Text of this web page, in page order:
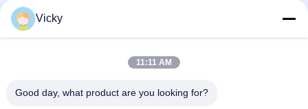
Startmotor Honda EX5 Motorfiets motor onderdelen
goedkoop groothandel met hoge prestaties
Motorfietsversteker voor CPR8EAIX-9 China Leveranciers
Vicky
11:11 AM
Good day, what product are you looking for?